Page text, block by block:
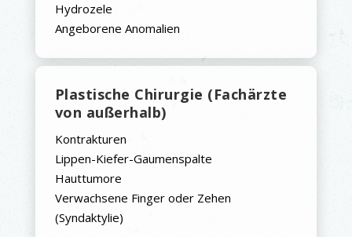
Hydrozele
Angeborene Anomalien
Plastische Chirurgie (Fachärzte
von außerhalb)
Kontrakturen
Lippen-Kiefer-Gaumenspalte
Hauttumore
Verwachsene Finger oder Zehen
(Syndaktylie)